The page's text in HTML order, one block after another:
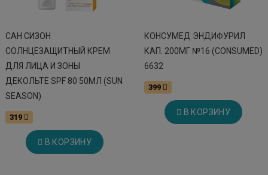
САН СИЗОН
СОЛНЦЕЗАЩИТНЫЙ КРЕМ
ДЛЯ ЛИЦА И ЗОНЫ
ДЕКОЛЬТЕ SPF 80 50МЛ (SUN
SEASON)
319
В КОРЗИНУ
КОНСУМЕД ЭНДИФУРИЛ
КАП. 200МГ №16 (CONSUMED)
6632
399
В КОРЗИНУ